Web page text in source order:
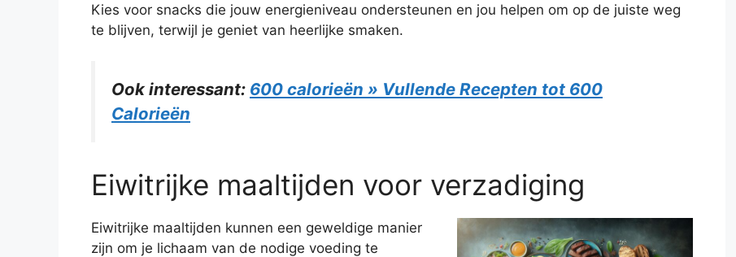
Kies voor snacks die jouw energieniveau ondersteunen en jou helpen om op de juiste weg
te blijven, terwijl je geniet van heerlijke smaken.
Ook interessant: 600 calorieën » Vullende Recepten tot 600
Calorieën
Eiwitrijke maaltijden voor verzadiging
Eiwitrijke maaltijden kunnen een geweldige manier
zijn om je lichaam van de nodige voeding te